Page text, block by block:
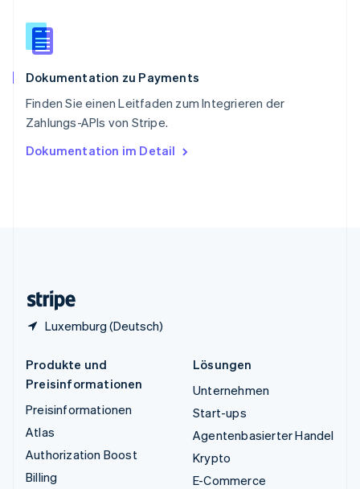
Dokumentation zu Payments
Finden Sie einen Leitfaden zum Integrieren der
Zahlungs-APIs von Stripe.
Dokumentation im Detail
Luxemburg (Deutsch)
English
Spanien
Thailand
Tschechische Republik
English
English
Produkte und
Preisinformationen
Preisinformationen
Atlas
Authorization Boost
Billing
Lösungen
Unternehmen
Start-ups
Agentenbasierter Handel
Krypto
E-Commerce